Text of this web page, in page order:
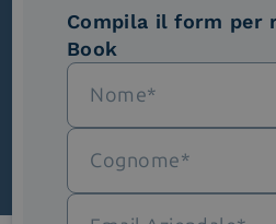
Novità, iniziative ed
trasformazione digitale.
Scopri InNews
Compila il form per
Book